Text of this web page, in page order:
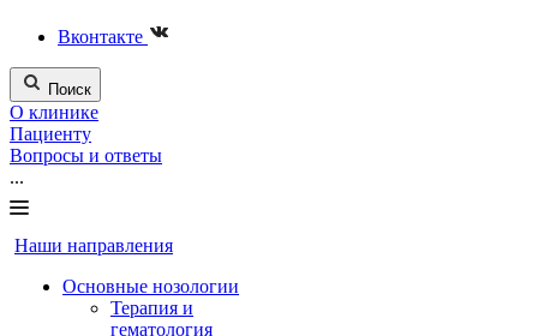
Вконтакте
Поиск
О клинике
Пациенту
Вопросы и ответы
...
Наши направления
Основные нозологии
Терапия и
гематология